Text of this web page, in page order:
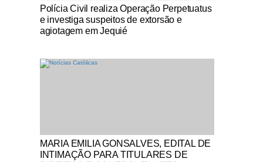
Notícias Católicas
Polícia Civil realiza Operação Perpetuatus
e investiga suspeitos de extorsão e
agiotagem em Jequié
Notícias Católicas
MARIA EMILIA GONSALVES, EDITAL DE
INTIMAÇÃO PARA TITULARES DE